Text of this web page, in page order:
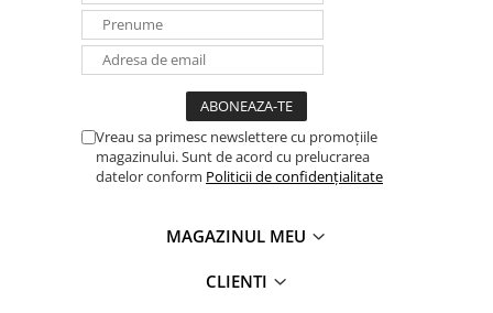
Tablouri electrice
Lumina (Becuri si Lanterne)
Laptop & PC accesorii, baterii,
cabluri USB, prelungitoare USB
Cablu de date si Adaptoare
Solutii solare portabile
Vreau sa primesc newslettere cu promoțiile
magazinului. Sunt de acord cu prelucrarea
datelor conform Politicii de confidențialitate
MAGAZINUL MEU
CLIENTI